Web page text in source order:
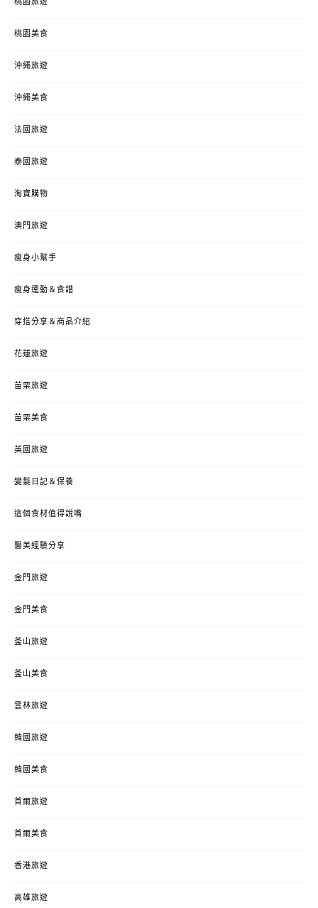
桃園旅遊
桃園美食
沖繩旅遊
沖繩美食
法國旅遊
泰國旅遊
淘寶購物
澳門旅遊
瘦身小幫手
瘦身運動＆食譜
穿搭分享＆商品介紹
花蓮旅遊
苗栗旅遊
苗栗美食
英國旅遊
變髮日記＆保養
這個食材值得說嘴
醫美經驗分享
金門旅遊
金門美食
釜山旅遊
釜山美食
雲林旅遊
韓國旅遊
韓國美食
首爾旅遊
首爾美食
香港旅遊
高雄旅遊